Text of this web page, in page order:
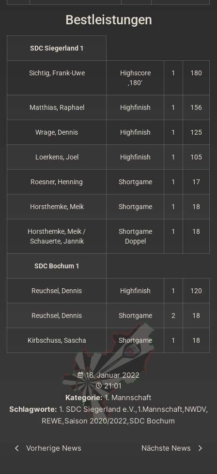
Bestleistungen
SDC Siegerland 1
Sichtig, Frank-Uwe
Highscore
‚180‘
1 180
Matthias, Raphael Highfinish 1 156
Wrage, Dennis Highfinish 1 125
Loerkens, Joel Highfinish 1 105
Roesner, Henning Shortgame 1 17
Horsthemke, Meik Shortgame 1 18
Horsthemke, Meik /
Schauerte, Jannik
Shortgame
Doppel
1 18
SDC Bochum 1
Reuchsel, Dennis Highfinish 1 120
Reuchsel, Dennis Shortgame 2 18
Kirbschuss, Sascha Shortgame 1 18
16. Januar 2022
21:01
Kategorie: 1. Mannschaft
Schlagworte: 1. SDC Siegerland e.V.,1.Mannschaft,NWDV,
REWE,Saison 2020/2022,SDC Bochum
Vorherige News Nächste News